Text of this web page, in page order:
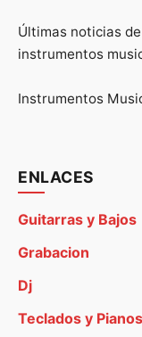
Últimas noticias
instrumentos
Instrumentos
ENLACES
Guitarras y Bajos
Grabacion
Dj
Teclados y Pianos